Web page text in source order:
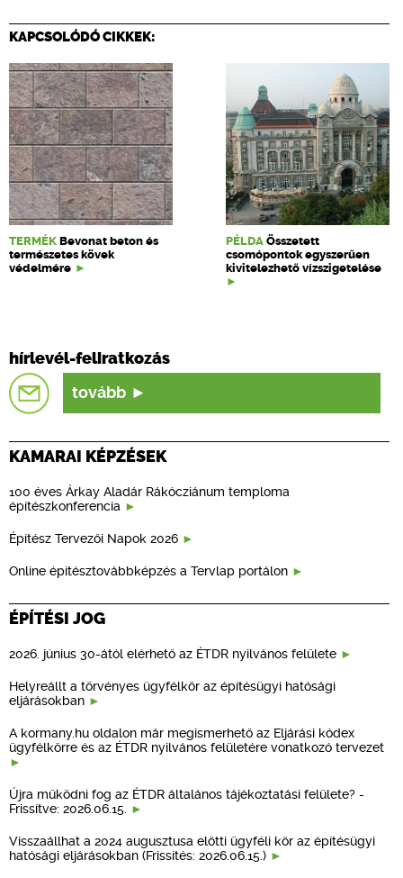
KAPCSOLÓDÓ CIKKEK:
TERMÉK Bevonat beton és
természetes kövek
védelmére
PÉLDA Összetett
csomópontok egyszerűen
kivitelezhető vízszigetelése
hírlevél-feliratkozás
tovább
KAMARAI KÉPZÉSEK
100 éves Árkay Aladár Rákócziánum temploma
építészkonferencia
Építész Tervezői Napok 2026
Online építésztovábbképzés a Tervlap portálon
ÉPÍTÉSI JOG
2026. június 30-ától elérhető az ÉTDR nyilvános felülete
Helyreállt a törvényes ügyfélkör az építésügyi hatósági
eljárásokban
A kormany.hu oldalon már megismerhető az Eljárási kódex
ügyfélkörre és az ÉTDR nyilvános felületére vonatkozó tervezet
Újra működni fog az ÉTDR általános tájékoztatási felülete? -
Frissítve: 2026.06.15.
Visszaállhat a 2024 augusztusa előtti ügyféli kör az építésügyi
hatósági eljárásokban (Frissítés: 2026.06.15.)